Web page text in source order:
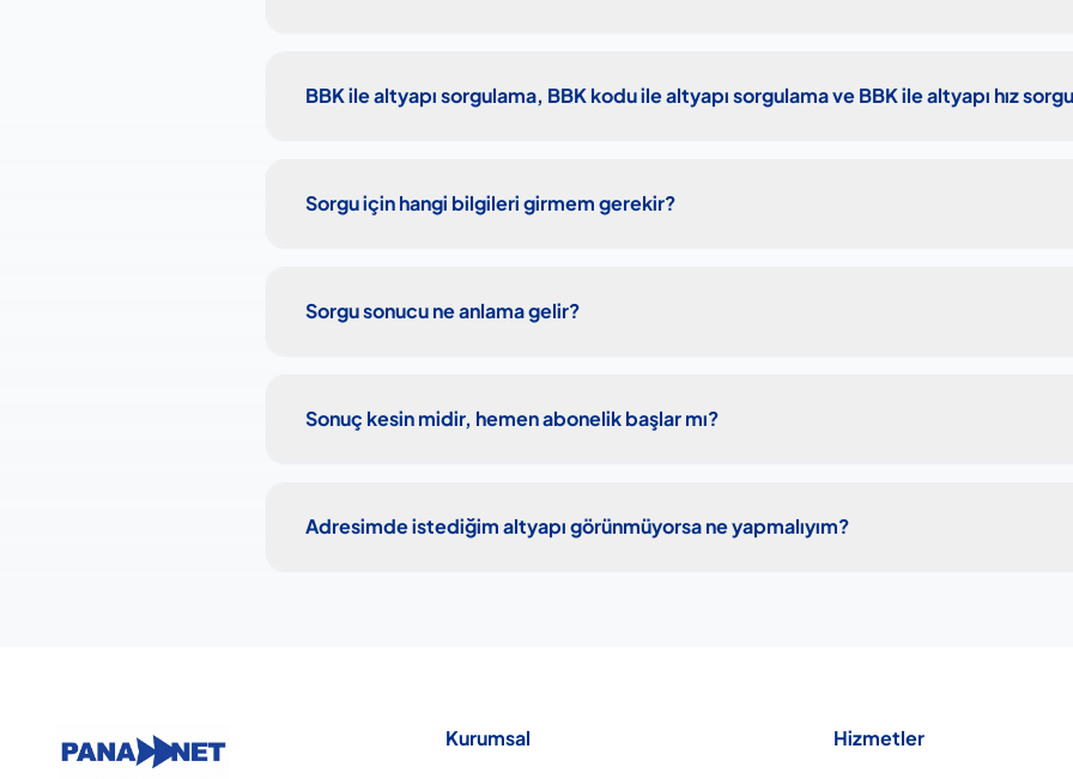
BBK ile altyapı sorgulama, BBK kodu ile altyapı sorgulama ve BBK ile altyapı hız
Sorgu için hangi bilgileri girmem gerekir?
Sorgu sonucu ne anlama gelir?
Sonuç kesin midir, hemen abonelik başlar mı?
Adresimde istediğim altyapı görünmüyorsa ne yapmalıyım?
Kurumsal Hizmetler